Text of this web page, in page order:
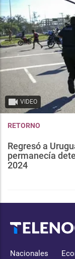
VIDEO
RETORNO
Regresó a
permanecía
2024
Nacionales